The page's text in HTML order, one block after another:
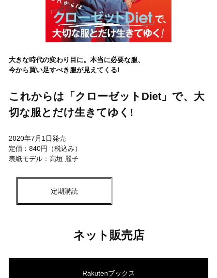
大きな時代の変わり目に。本当に必要な服、
今から買い足すべき服が見えてくる!
これからは「クローゼットDiet」で、大
切な服とだけ生きてゆく!
2020年7月1日発売
定価：840円（税込み）
表紙モデル：高垣 麗子
定期購読
ネット販売店
Rakutenブックス